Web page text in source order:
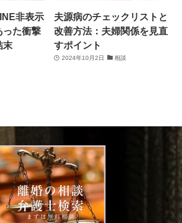
非表示
った衝撃
末
夫源病のチェックリストと
改善方法：夫婦関係を見直
すポイント
2024年10月2日 相談